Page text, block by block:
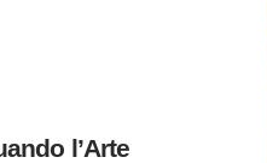
l’Arte